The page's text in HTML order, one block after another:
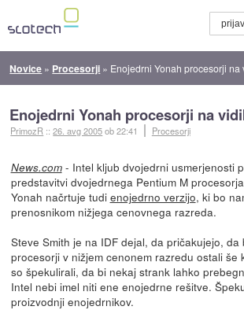
Novice » Procesorji » Enojedrni Yonah procesorji na
Enojedrni Yonah procesorji na
PrimozR ::26. avg 2005ob 22:41 Procesorji
News.com- Intel kljub dvojedrni usmerjenosti
predstavitvi dvojedrnega Pentium M
Yonah načrtuje tudi enojedrno verzijo, ki bo
prenosnikom nižjega cenovnega razreda.
Steve Smith je na IDF dejal, da pričakujejo,
procesorji v nižjem cenonem razredu ostali še
so špekulirali, da bi nekaj strank lahko
Intel nebi imel niti ene enojedrne rešitve.
proizvodnji enojedrnikov.